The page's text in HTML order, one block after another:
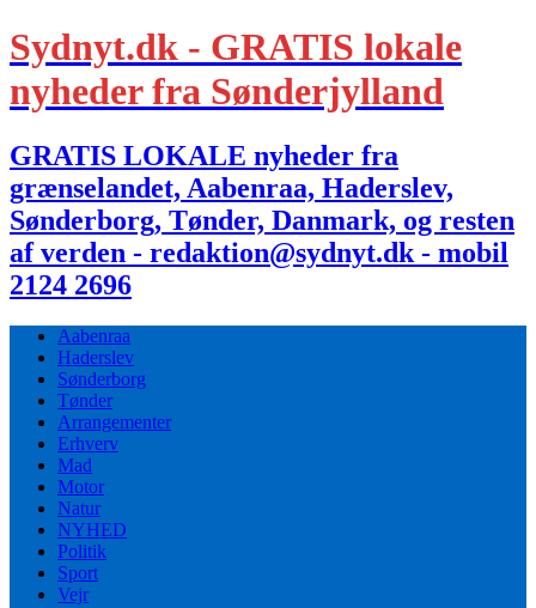
Sydnyt.dk - GRATIS lokale
nyheder fra Sønderjylland
GRATIS LOKALE nyheder fra
grænselandet, Aabenraa, Haderslev,
Sønderborg, Tønder, Danmark, og resten
af verden - redaktion@sydnyt.dk - mobil
2124 2696
Aabenraa
Haderslev
Sønderborg
Tønder
Arrangementer
Erhverv
Mad
Motor
Natur
NYHED
Politik
Sport
Vejr